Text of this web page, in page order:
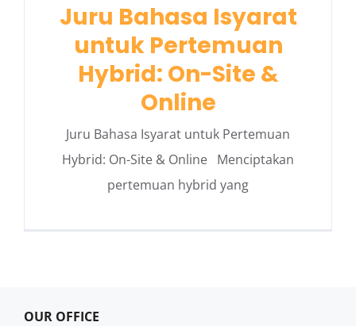
Juru Bahasa Isyarat
untuk Pertemuan
Hybrid: On-Site &
Online
Juru Bahasa Isyarat untuk Pertemuan
Hybrid: On-Site & Online Menciptakan
pertemuan hybrid yang
OUR OFFICE